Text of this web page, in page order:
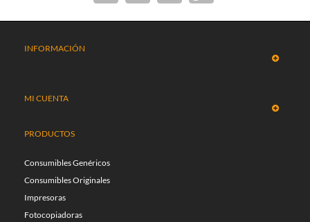
INFORMACIÓN
MI CUENTA
PRODUCTOS
Consumibles Genéricos
Consumibles Originales
Impresoras
Fotocopiadoras